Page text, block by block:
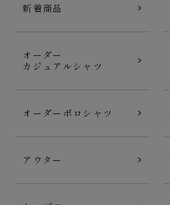
新着商品
オーダー
カジュアルシャツ
オーダーポロシャツ
アウター